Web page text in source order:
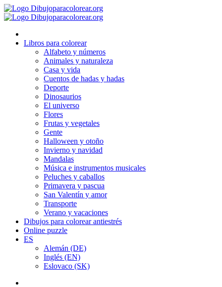
Ir
al
Libros para colorear
Alfabeto y números
Animales y naturaleza
Casa y vida
Cuentos de hadas y hadas
Deporte
Dinosaurios
El universo
Flores
Frutas y vegetales
Gente
Halloween y otoño
Invierno y navidad
Mandalas
Música e instrumentos musicales
Peluches y caballos
Primavera y pascua
San Valentín y amor
Transporte
Verano y vacaciones
Dibujos para colorear antiestrés
Online puzzle
ES
Alemán (DE)
Inglés (EN)
Eslovaco (SK)